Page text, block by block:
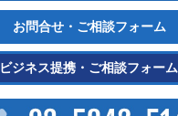
お問合せ・ご相談フォーム
ビジネス提携・ご相談フォーム